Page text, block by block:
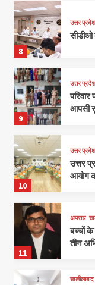
8
उत्तर
सीडीओ
9
उत्तर
आपसी
10
उत्तर
उत्तर
आयोग
11
अपराध
बच्चों के
तीन
खलीलाबाद